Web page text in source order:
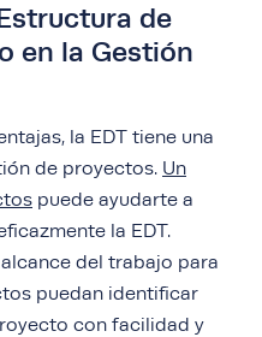
de
en la Gestión
la EDT tiene una
de proyectos. Un
puede ayudarte a
la EDT.
del trabajo para
puedan identificar
con facilidad y